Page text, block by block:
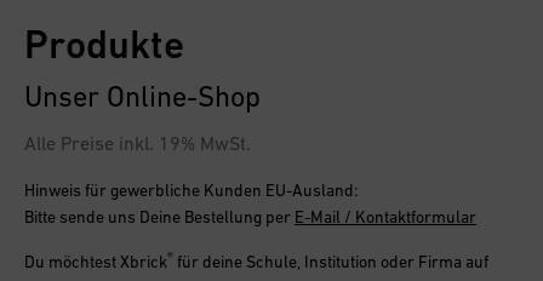
Hinweis für gewerbliche Kunden EU-Ausland:
Bitte sende uns Deine Bestellung per E-Mail / Kontaktformular
Du möchtest Xbrick® für deine Schule, Institution oder Firma auf
Produkte
Unser Online-Shop
Alle Preise inkl. 19% MwSt.